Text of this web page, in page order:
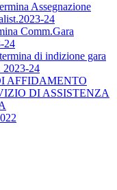
Assegnazione
24
Comm.Gara
24
di indizione gara
2023-24
AFFIDAMENTO
DI ASSISTENZA